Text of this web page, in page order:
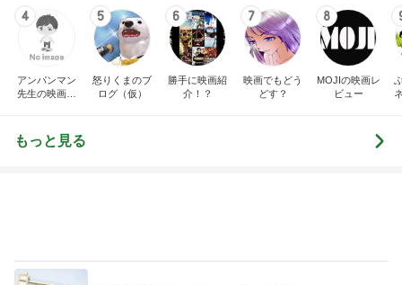
4
アンパンマン
先生の映画講
5
怒りくまのブ
ログ（仮）
6
勝手に映画紹
介！？
7
映画でもどう
どす？
8
MOJIの映画レ
ビュー
もっと見る